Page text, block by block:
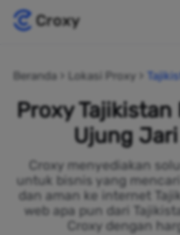
Beranda Lokasi Proxy
Proxy
Ujung
Croxy menyediakan
untuk bisnis yang
dan aman ke internet
web apa pun dari
Croxy dengan